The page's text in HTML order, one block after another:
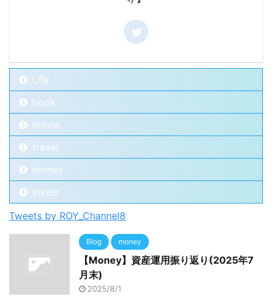
Life
book
movie
travel
money
Invest
Tweets by ROY_Channel8
Blog money
【Money】資産運用振り返り(2025年7
月末)
2025/8/1